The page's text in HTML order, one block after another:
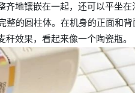
地镶嵌在一起，还可以平坐
的圆柱体。在机身的正面和
效果，看起来像一个陶瓷瓶。